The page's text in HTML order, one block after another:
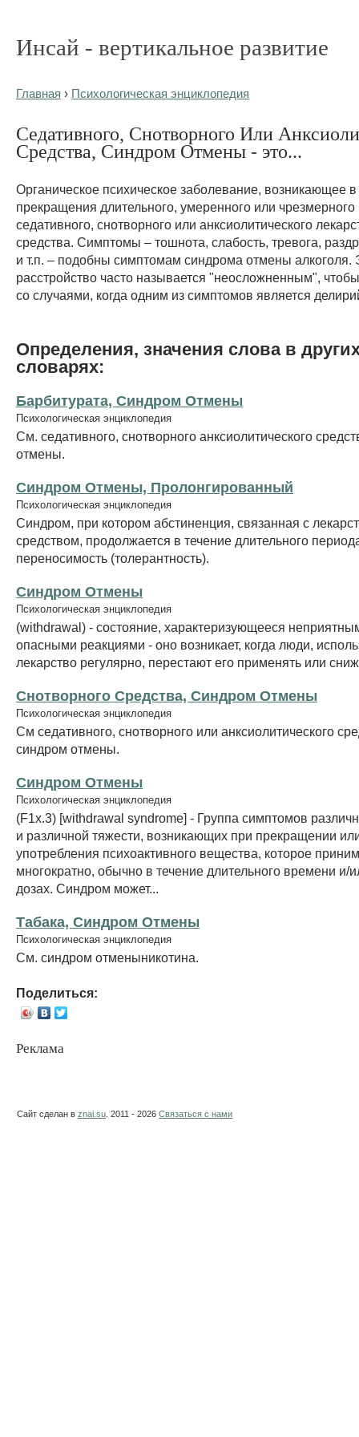
Инсай - вертикальное развитие
Главная › Психологическая энциклопедия
Седативного, Снотворного Или
Средства, Синдром Отмены - это...
Органическое психическое заболевание, возникающее в
прекращения длительного, умеренного или
седативного, снотворного или анксиолитического
средства. Симптомы – тошнота, слабость, тревога,
и т.п. – подобны симптомам синдрома отмены алкоголя.
расстройство часто называется "неосложненным",
со случаями, когда одним из симптомов является
Определения, значения слова в
словарях:
Барбитурата, Синдром Отмены
Психологическая энциклопедия
См. седативного, снотворного анксиолитического
отмены.
Синдром Отмены, Пролонгированный
Психологическая энциклопедия
Синдром, при котором абстиненция, связанная с
средством, продолжается в течение длительного
переносимость (толерантность).
Синдром Отмены
Психологическая энциклопедия
(withdrawal) - состояние, характеризующееся
опасными реакциями - оно возникает, когда люди,
лекарство регулярно, перестают его применять или
Снотворного Средства, Синдром Отмены
Психологическая энциклопедия
См седативного, снотворного или анксиолитического
синдром отмены.
Синдром Отмены
Психологическая энциклопедия
(F1x.3) [withdrawal syndrome] - Группа симптомов
и различной тяжести, возникающих при прекращении
употребления психоактивного вещества, которое
многократно, обычно в течение длительного времени и/
дозах. Синдром может...
Табака, Синдром Отмены
Психологическая энциклопедия
См. синдром отменыникотина.
Поделиться:
Реклама
Сайт сделан в znai.su . 2011 - 2026 Связаться с нами